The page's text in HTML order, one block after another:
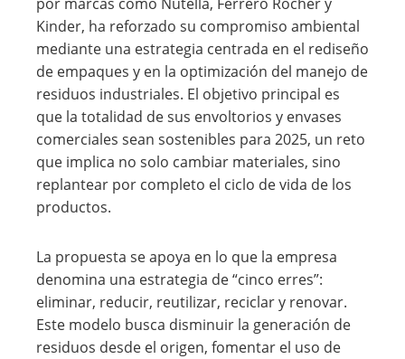
Kinder, ha reforzado su compromiso ambiental
mediante una estrategia centrada en el rediseño
de empaques y en la optimización del manejo de
residuos industriales. El objetivo principal es
que la totalidad de sus envoltorios y envases
comerciales sean sostenibles para 2025, un reto
que implica no solo cambiar materiales, sino
replantear por completo el ciclo de vida de los
productos.
La propuesta se apoya en lo que la empresa
denomina una estrategia de “cinco erres”:
eliminar, reducir, reutilizar, reciclar y renovar.
Este modelo busca disminuir la generación de
residuos desde el origen, fomentar el uso de